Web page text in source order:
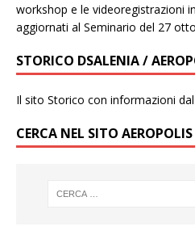
workshop e le videoregistrazioni
aggiornati al Seminario del 27
STORICO DSALENIA /
Il sito Storico con informazioni
CERCA NEL SITO AEROPOLIS